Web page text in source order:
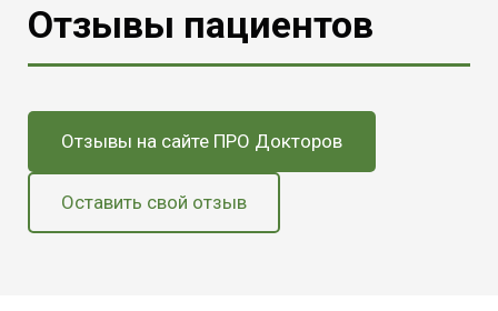
Отзывы пациентов
Отзывы на сайте ПРО Докторов
Оставить свой отзыв